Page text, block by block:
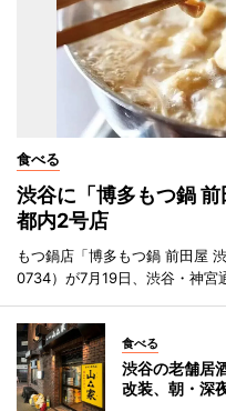
食べる
渋谷に「博多もつ鍋
都内2号店
もつ鍋店「博多もつ鍋 前田屋
0734）が7月19日、渋谷・神宮
食べる
渋谷の老舗居
改装、朝・深